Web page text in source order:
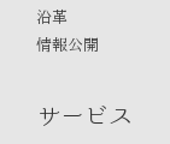
沿革
情報公開
サービス